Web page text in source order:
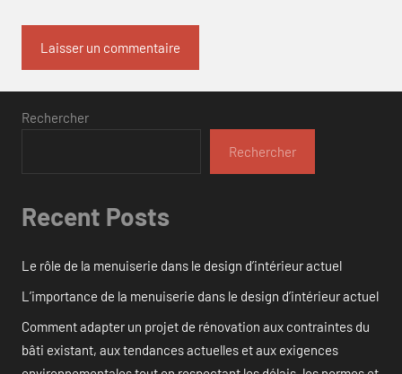
Rechercher
Rechercher
Recent Posts
Le rôle de la menuiserie dans le design d’intérieur actuel
L’importance de la menuiserie dans le design d’intérieur actuel
Comment adapter un projet de rénovation aux contraintes du
bâti existant, aux tendances actuelles et aux exigences